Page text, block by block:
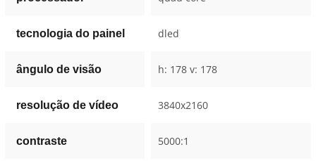
tecnologia do painel dled
ângulo de visão h: 178 v: 178
resolução de vídeo 3840x2160
contraste 5000:1